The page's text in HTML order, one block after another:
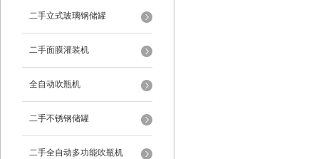
二手立式玻璃钢储罐
二手面膜灌装机
全自动吹瓶机
二手不锈钢储罐
二手全自动多功能吹瓶机